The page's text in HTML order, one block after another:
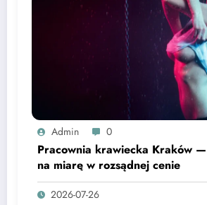
Admin 0
Pracownia krawiecka Kraków
na miarę w rozsądnej cenie
2026-07-26